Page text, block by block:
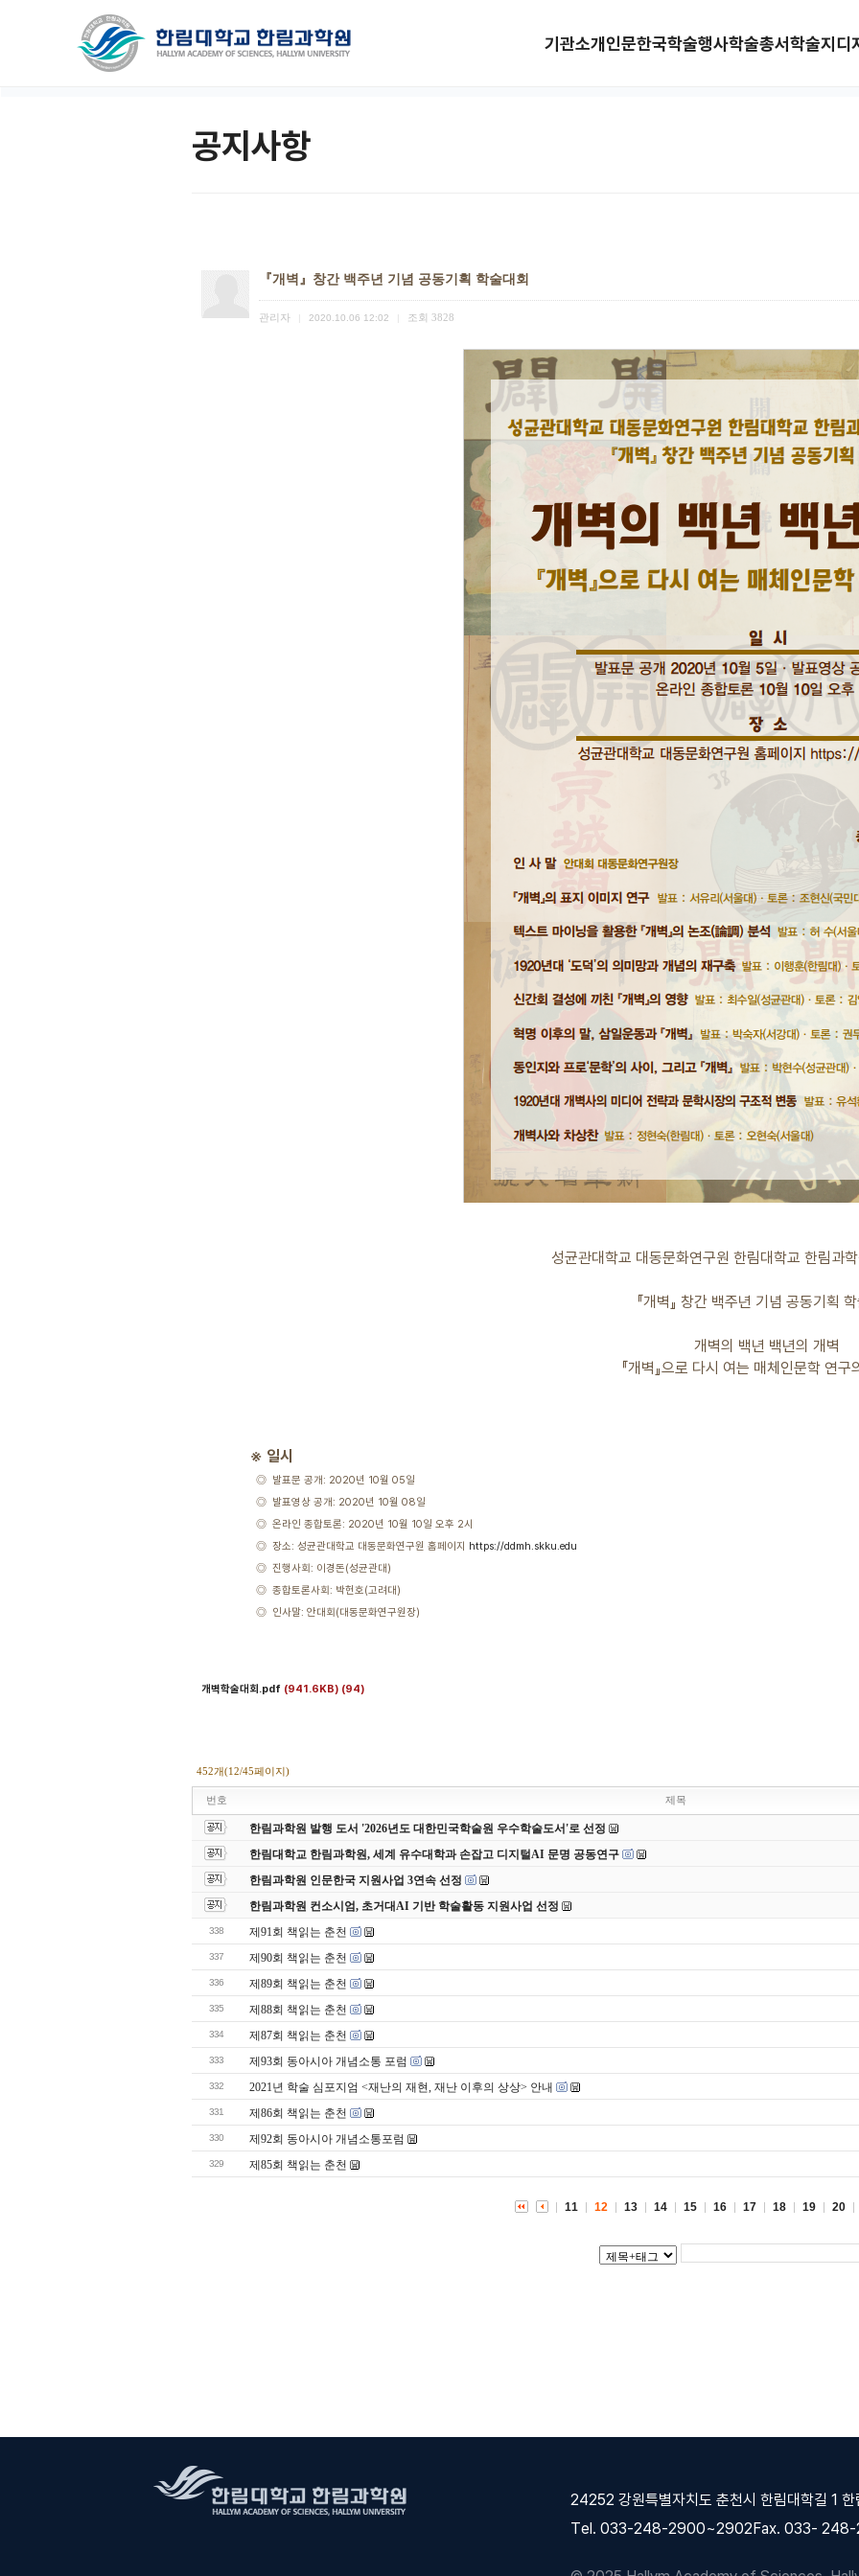
기관소개인문한국학술행사학술총서학술지디
공지사항
『개벽』창간 백주년 기념 공동기획 학술대회
관리자 2020.10.06 12:02 조회 3828
성균관대학교 대동문화연구원 한림대학교 한림과
『개벽』 창간 백주년 기념 공동기획
개벽의 백년 백년의 개벽
『개벽』으로 다시 여는 매체인문학 연구
※ 일시
◎ 발표문 공개: 2020년 10월 05일
◎ 발표영상 공개: 2020년 10월 08일
◎ 온라인 종합토론: 2020년 10월 10일 오후 2시
◎ 장소: 성균관대학교 대동문화연구원 홈페이지 https://ddmh.skku.edu
◎ 진행사회: 이경돈(성균관대)
◎ 종합토론사회: 박헌호(고려대)
◎ 인사말: 안대회(대동문화연구원장)
개벽학술대회.pdf (941.6KB) (94)
452개(12/45페이지)
번호 제목
한림과학원 발행 도서 '2026년도 대한민국학술원 우수학술도서'로 선정
한림대학교 한림과학원, 세계 유수대학과 손잡고 디지털AI 문명 공동연구
한림과학원 인문한국 지원사업 3연속 선정
한림과학원 컨소시엄, 초거대AI 기반 학술활동 지원사업 선정
338 제91회 책읽는 춘천
337 제90회 책읽는 춘천
336 제89회 책읽는 춘천
335 제88회 책읽는 춘천
334 제87회 책읽는 춘천
333 제93회 동아시아 개념소통 포럼
332 2021년 학술 심포지엄 <재난의 재현, 재난 이후의 상상> 안내
331 제86회 책읽는 춘천
330 제92회 동아시아 개념소통포럼
329 제85회 책읽는 춘천
11 12 13 14 15 16 17 18 19 20
24252 강원특별자치도 춘천시 한림대학길 1 한
Tel. 033-248-2900~2902Fax. 033-